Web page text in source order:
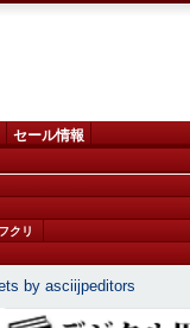
セール情報
クリ
by asciijpeditors